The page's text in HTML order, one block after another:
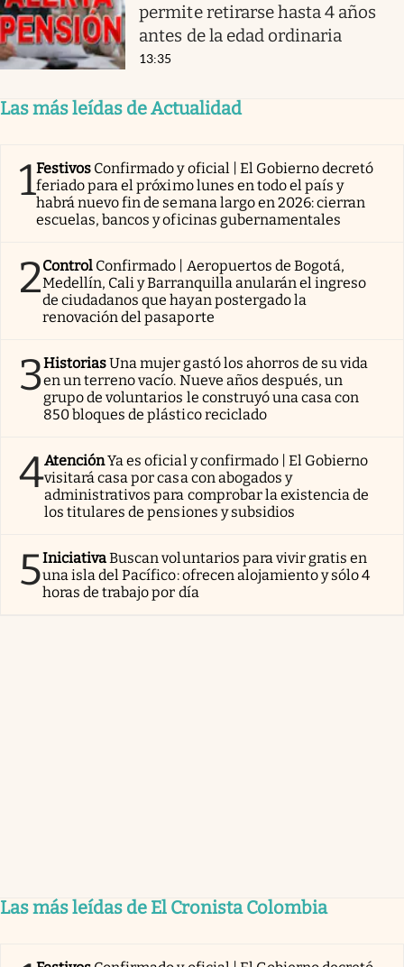
permite retirarse hasta 4 años
antes de la edad ordinaria
13:35
Las más leídas de Actualidad
1Festivos Confirmado y oficial | El Gobierno decretó
feriado para el próximo lunes en todo el país y
habrá nuevo fin de semana largo en 2026: cierran
escuelas, bancos y oficinas gubernamentales
2Control Confirmado | Aeropuertos de Bogotá,
Medellín, Cali y Barranquilla anularán el ingreso
de ciudadanos que hayan postergado la
renovación del pasaporte
3HistoriasUna mujer gastó los ahorros de su vida
en un terreno vacío. Nueve años después, un
grupo de voluntarios le construyó una casa con
850 bloques de plástico reciclado
4AtenciónYa es oficial y confirmado | El Gobierno
visitará casa por casa con abogados y
administrativos para comprobar la existencia de
los titulares de pensiones y subsidios
5IniciativaBuscan voluntarios para vivir gratis en
una isla del Pacífico: ofrecen alojamiento y sólo 4
horas de trabajo por día
Las más leídas de El Cronista Colombia